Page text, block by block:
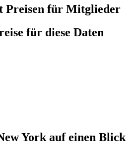
Preisen für Mitglieder
für diese Daten
York auf einen Blick